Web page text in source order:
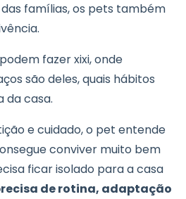
famílias, os pets também
fazer xixi, onde
são deles, quais hábitos
da casa.
e cuidado, o pet entende
conviver muito bem
ficar isolado para a casa
de rotina, adaptação